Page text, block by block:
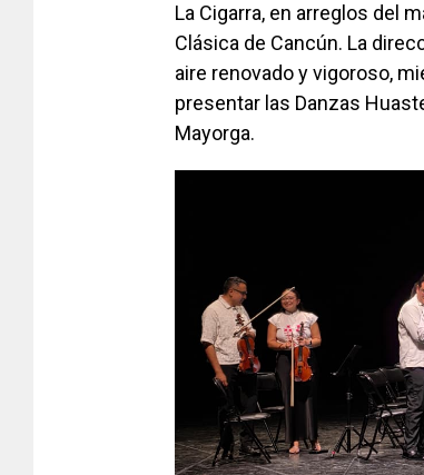
La Cigarra, en arreglos del
Clásica de Cancún. La
aire renovado y vigoroso,
presentar las Danzas
Mayorga.